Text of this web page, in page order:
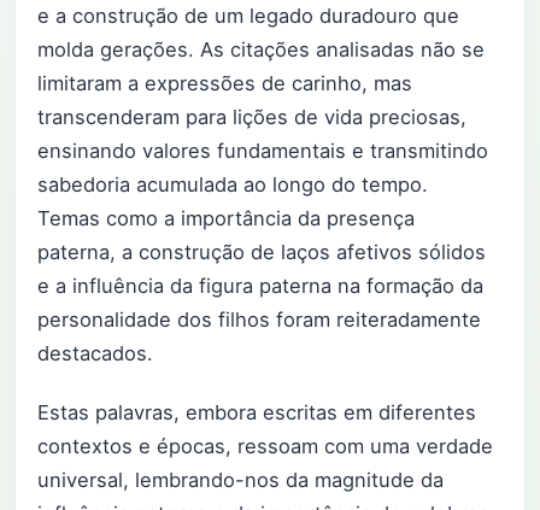
e a construção de um legado duradouro que
molda gerações. As citações analisadas não se
limitaram a expressões de carinho, mas
transcenderam para lições de vida preciosas,
ensinando valores fundamentais e transmitindo
sabedoria acumulada ao longo do tempo.
Temas como a importância da presença
paterna, a construção de laços afetivos sólidos
e a influência da figura paterna na formação da
personalidade dos filhos foram reiteradamente
destacados.
Estas palavras, embora escritas em diferentes
contextos e épocas, ressoam com uma verdade
universal, lembrando-nos da magnitude da